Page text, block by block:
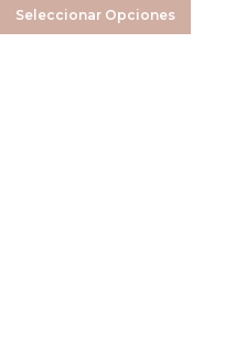
Seleccionar Opciones